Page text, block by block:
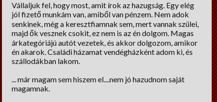
Vállaljuk fel, hogy most, amit írok az hazugság. Egy elég
jól fizető munkám van, amiből van pénzem. Nem adok
senkinek, még a keresztfiamnak sem, mert vannak szülei,
majd ők vesznek csokit, ez nem is az én dolgom. Magas
árkategóriájú autót vezetek, és akkor dolgozom, amikor
én akarok. Családi házamat vendégházként adom ki, és
szállodákban lakom.
... már magam sem hiszem el....nem jó hazudnom saját
magamnak.